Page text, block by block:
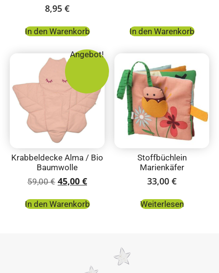
8,95 €
In den Warenkorb In den Warenkorb
Angebot!
Krabbeldecke Alma / Bio
Baumwolle
59,00€ 45,00 €
In den Warenkorb
Stoffbüchlein
Marienkäfer
33,00 €
Weiterlesen